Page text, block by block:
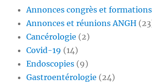
Annonces congrès et formations
Annonces et réunions ANGH
Cancérologie (2)
Covid-19 (14)
Endoscopies (9)
Gastroentérologie (24)